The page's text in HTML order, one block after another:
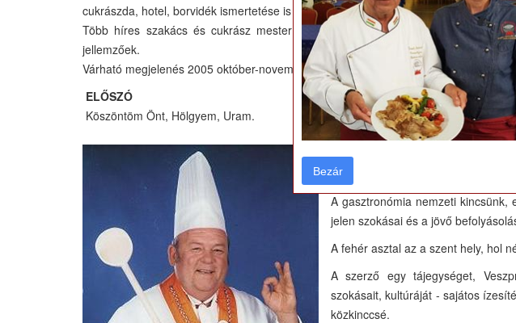
cukrászda, hotel, borvidék ismertetése is szerepel a könyvben.
Több híres szakács és cukrász mester kollégám féltve örzött receptjeik is
jellemzőek.
Várható megjelenés 2005 október-november!
ELŐSZÓ
Köszöntöm Önt, Hölgyem, Uram.
Igazán jól választott, ha
oltárának szépségével, különös
A gasztronómia nemzeti
jelen szokásai és a jövő
A fehér asztal az a szent hely, hol
A szerző egy tájegységet,
szokásait, kultúráját - sajátos
közkinccsé.
Bezár
Bezár